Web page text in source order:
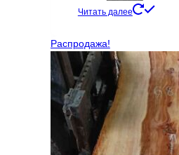
цена
62724 ₽.
цена:
Читать далее
Распродажа!